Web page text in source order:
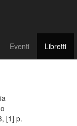
Eventi Libretti
[1] p.